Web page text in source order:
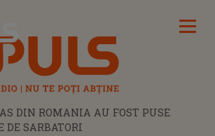
DIN ROMANIA AU FOST PUSE
SARBATORI